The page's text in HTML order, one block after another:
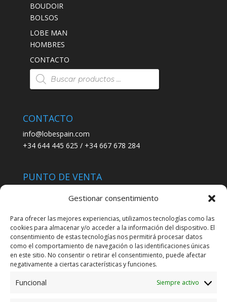
Gestionar consentimiento
Para ofrecer las mejores experiencias, utilizamos tecnologías como las
cookies para almacenar y/o acceder a la información del dispositivo. El
consentimiento de estas tecnologías nos permitirá procesar datos
como el comportamiento de navegación o las identificaciones únicas
en este sitio. No consentir o retirar el consentimiento, puede afectar
negativamente a ciertas características y funciones.
Funcional Siempre activo
BOUDOIR
BOLSOS
LOBE MAN
HOMBRES
CONTACTO
Búsqueda
de
productos
CONTACTO
info@lobespain.com
+34 644 445 625 / +34 667 678 284
PUNTO DE VENTA
C/ San José 6, 11004 Cádiz
LEGAL
POLÍTICA DE ENVÍO
TERMINOS Y CONDICIONES